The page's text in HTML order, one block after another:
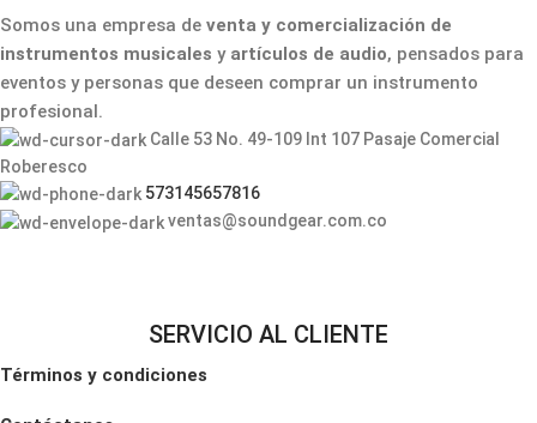
Somos una empresa de venta y comercialización de
instrumentos musicales yartículos de audio, pensados para
eventos y personas que deseen comprar un instrumento
profesional.
Calle 53 No. 49-109 Int 107 Pasaje Comercial
Roberesco
573145657816
ventas@soundgear.com.co
SERVICIO AL CLIENTE
Términos y condiciones